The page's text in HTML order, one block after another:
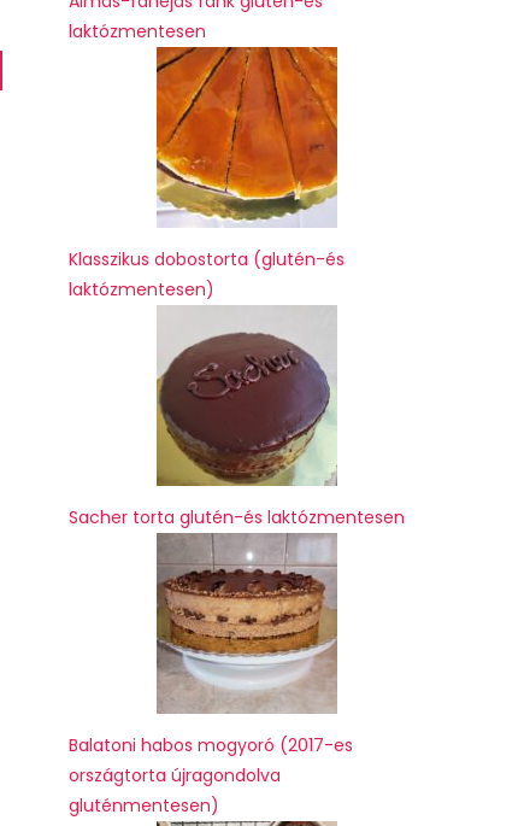
laktózmentesen
Klasszikus dobostorta (glutén-és
laktózmentesen)
Sacher torta glutén-és laktózmentesen
Balatoni habos mogyoró (2017-es
országtorta újragondolva
gluténmentesen)